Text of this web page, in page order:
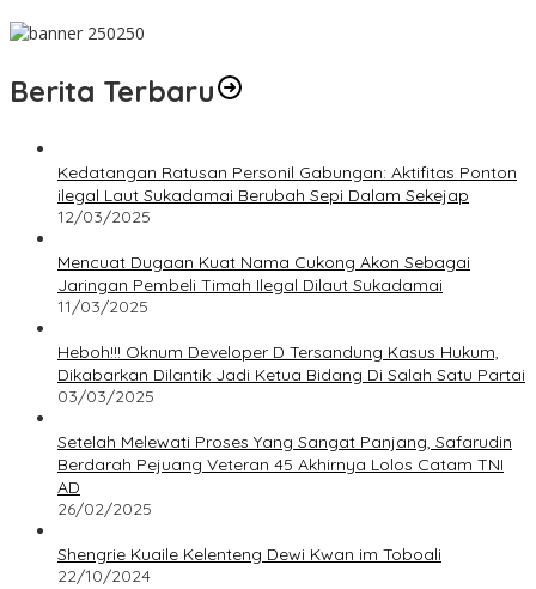
Berita Terbaru
Kedatangan Ratusan Personil Gabungan: Aktifitas Ponton
ilegal Laut Sukadamai Berubah Sepi Dalam Sekejap
12/03/2025
Mencuat Dugaan Kuat Nama Cukong Akon Sebagai
Jaringan Pembeli Timah Ilegal Dilaut Sukadamai
11/03/2025
Heboh!!! Oknum Developer D Tersandung Kasus Hukum,
Dikabarkan Dilantik Jadi Ketua Bidang Di Salah Satu Partai
03/03/2025
Setelah Melewati Proses Yang Sangat Panjang, Safarudin
Berdarah Pejuang Veteran 45 Akhirnya Lolos Catam TNI
AD
26/02/2025
Shengrie Kuaile Kelenteng Dewi Kwan im Toboali
22/10/2024